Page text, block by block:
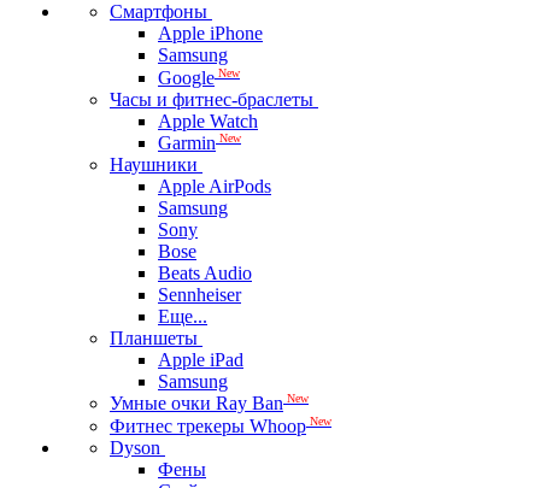
Смартфоны
Apple iPhone
Samsung
Google New
Часы и фитнес-браслеты
Apple Watch
Garmin New
Наушники
Apple AirPods
Samsung
Sony
Bose
Beats Audio
Sennheiser
Еще...
Планшеты
Apple iPad
Samsung
Умные очки Ray Ban New
Фитнес трекеры Whoop New
Dyson
Фены